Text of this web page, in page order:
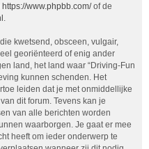
https://www.phpbb.com/of de
.
kwetsend, obsceen, vulgair,
georiënteerd of enig ander
land, het land waar “Driving-Fun
kunnen schenden. Het
leiden dat je met onmiddellijke
dit forum. Tevens kan je
van alle berichten worden
waarborgen. Je gaat er mee
heeft om ieder onderwerp te